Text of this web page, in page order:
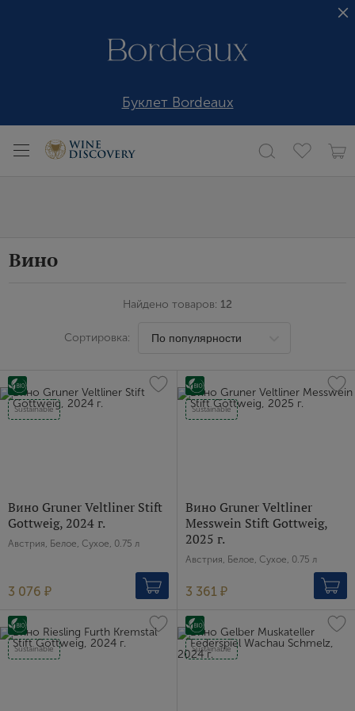
Буклет Bordeaux
Вино
Найдено товаров: 12
Сортировка:
Sustainable
Вино Gruner Veltliner Stift
Gottweig, 2024 г.
Австрия, Белое, Сухое, 0.75 л
3 076 ₽
Sustainable
Вино Gruner Veltliner
Messwein Stift Gottweig,
2025 г.
Австрия, Белое, Сухое, 0.75 л
3 361 ₽
Sustainable Sustainable